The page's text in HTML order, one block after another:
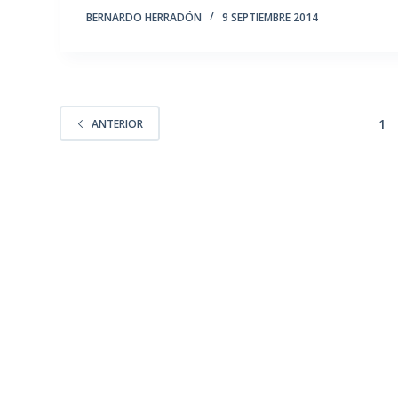
BERNARDO HERRADÓN 9 SEPTIEMBRE 2014
ANTERIOR 1